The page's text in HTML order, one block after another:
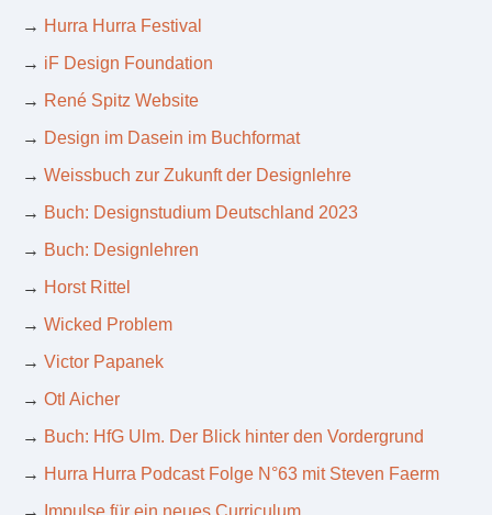
→ Hurra Hurra Festival
→ iF Design Foundation
→ René Spitz Website
→ Design im Dasein im Buchformat
→ Weissbuch zur Zukunft der Designlehre
→ Buch: Designstudium Deutschland 2023
→ Buch: Designlehren
→ Horst Rittel
→ Wicked Problem
→ Victor Papanek
→ Otl Aicher
→ Buch: HfG Ulm. Der Blick hinter den Vordergrund
→ Hurra Hurra Podcast Folge N°63 mit Steven Faerm